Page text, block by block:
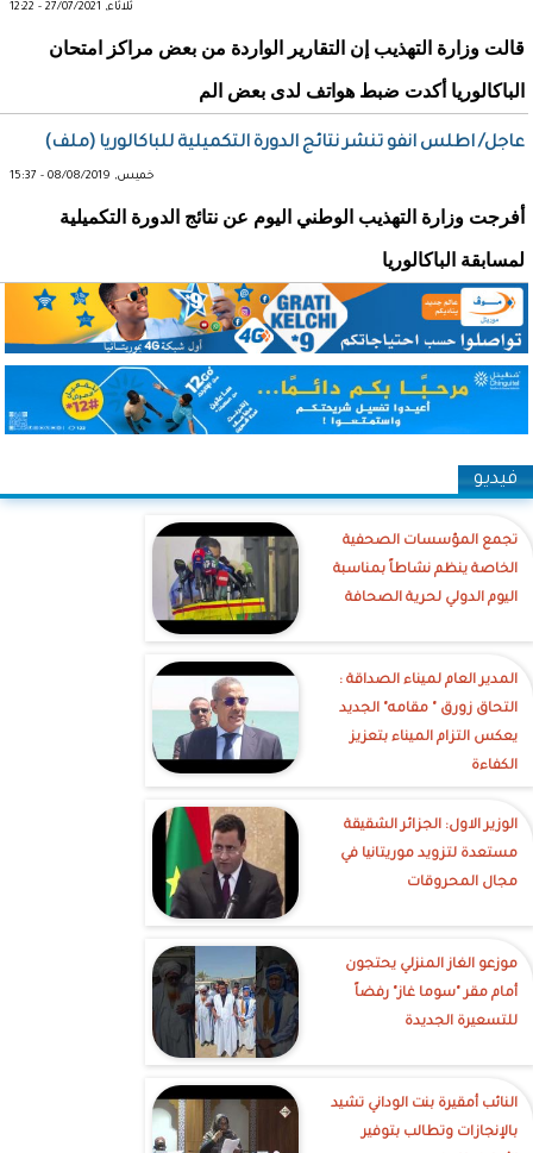
ثلاثاء, 27/07/2021 - 12:22
قالت وزارة التهذيب إن التقارير الواردة من بعض مراكز امتحان
الباكالوريا أكدت ضبط هواتف لدى بعض الم
عاجل/ اطلس انفو تنشر نتائج الدورة التكميلية للباكالوريا (ملف)
خميس, 08/08/2019 - 15:37
أفرجت وزارة التهذيب الوطني اليوم عن نتائج الدورة التكميلية
لمسابقة الباكالوريا
فيديو
تجمع المؤسسات الصحفية
الخاصة ينظم نشاطاً بمناسبة
اليوم الدولي لحرية الصحافة
‎المدير العام لميناء الصداقة :
التحاق زورق " مقامه" الجديد
يعكس التزام الميناء بتعزيز
الكفاءة
الوزير الاول: الجزائر الشقيقة
مستعدة لتزويد موريتانيا في
مجال المحروقات
موزعو الغاز المنزلي يحتجون
أمام مقر "سوما غاز" رفضاً
للتسعيرة الجديدة
النائب أمقيرة بنت الوداني تشيد
بالإنجازات وتطالب بتوفير